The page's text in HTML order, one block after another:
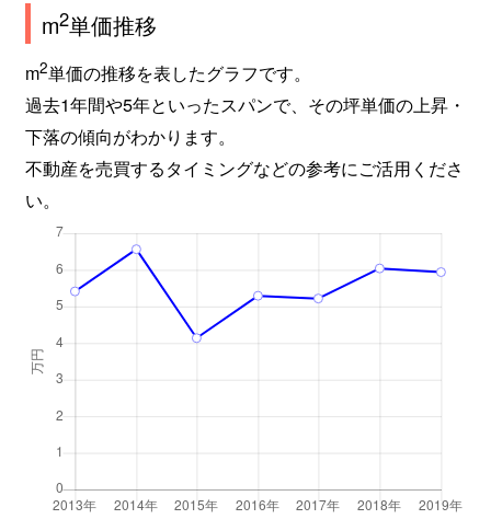
m2単価推移
m2単価の推移を表したグラフです。
過去1年間や5年といったスパンで、その坪単価の上昇・
下落の傾向がわかります。
不動産を売買するタイミングなどの参考にご活用くださ
い。